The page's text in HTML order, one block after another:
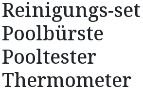
Reinigungs-set
Poolbürste
Pooltester
Thermometer